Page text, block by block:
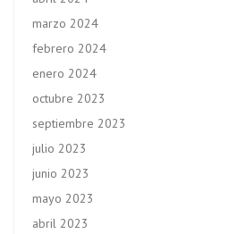
marzo 2024
febrero 2024
enero 2024
octubre 2023
septiembre 2023
julio 2023
junio 2023
mayo 2023
abril 2023